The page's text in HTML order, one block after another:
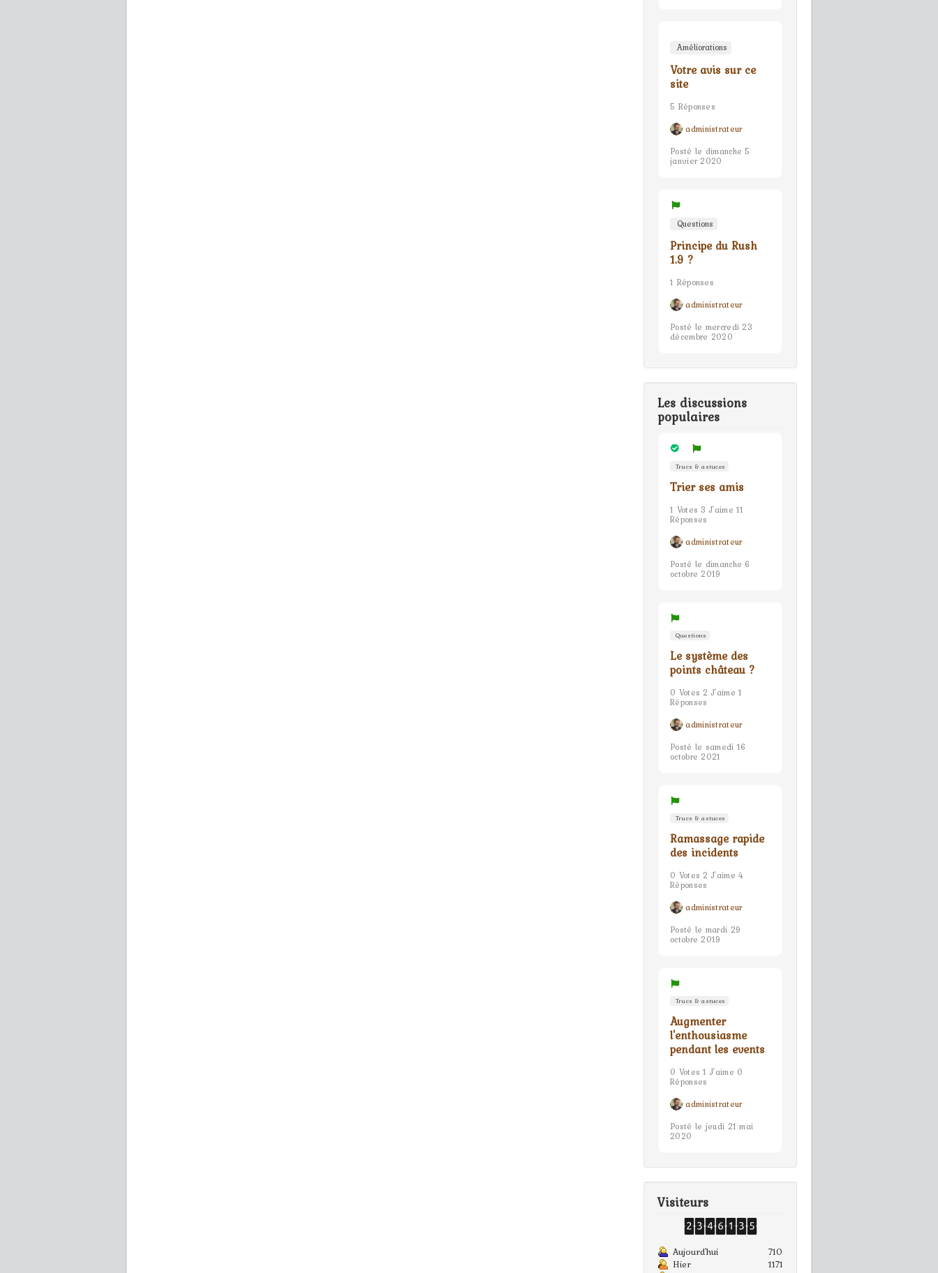
Améliorations
Votre avis sur ce
site
5 Réponses
administrateur
Posté le dimanche 5
janvier 2020
Questions
Principe du Rush
1.9 ?
1 Réponses
administrateur
Posté le mercredi 23
décembre 2020
Les discussions
populaires
Trucs & astuces
Trier ses amis
1 Votes 3 J'aime 11
Réponses
administrateur
Posté le dimanche 6
octobre 2019
Questions
Le système des
points château ?
0 Votes 2 J'aime 1
Réponses
administrateur
Posté le samedi 16
octobre 2021
Trucs & astuces
Ramassage rapide
des incidents
0 Votes 2 J'aime 4
Réponses
administrateur
Posté le mardi 29
octobre 2019
Trucs & astuces
Augmenter
l'enthousiasme
pendant les events
0 Votes 1 J'aime 0
Réponses
administrateur
Posté le jeudi 21 mai
2020
Visiteurs
Aujourd'hui
710
Hier
1171